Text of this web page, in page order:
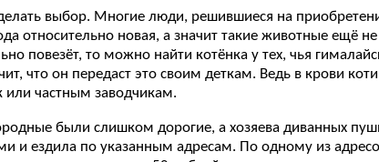
выбор. Многие люди, решившиеся на
новая, а значит такие животные ещё не
повезёт, то можно найти котёнка у тех, чья
что он передаст это своим деткам. Ведь в крови
частным заводчикам.
были слишком дорогие, а хозяева диванных
и ездила по указанным адресам. По одному из